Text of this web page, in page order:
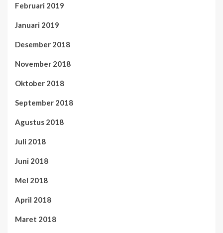
Februari 2019
Januari 2019
Desember 2018
November 2018
Oktober 2018
September 2018
Agustus 2018
Juli 2018
Juni 2018
Mei 2018
April 2018
Maret 2018